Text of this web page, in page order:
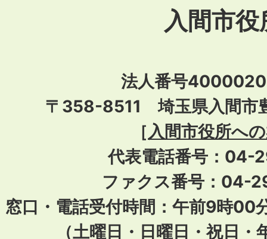
入間市役
法人番号
〒358-8511 埼玉県入間市
［入間市役所へ
代表電話番号：04-
ファクス番号：04-
窓口・電話受付時間：午前9時00
（土曜日・日曜日・祝日